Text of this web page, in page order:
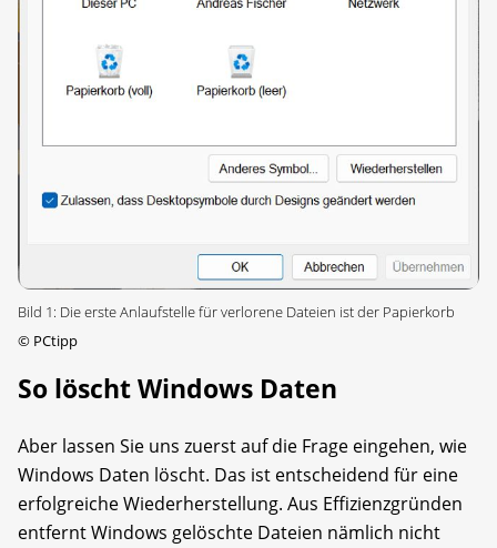
Bild 1: Die erste Anlaufstelle für verlorene Dateien ist der Papierkorb
© PCtipp
So löscht Windows Daten
Aber lassen Sie uns zuerst auf die Frage eingehen, wie
Windows Daten löscht. Das ist entscheidend für eine
erfolgreiche Wiederherstellung. Aus Effizienzgründen
entfernt Windows gelöschte Dateien nämlich nicht